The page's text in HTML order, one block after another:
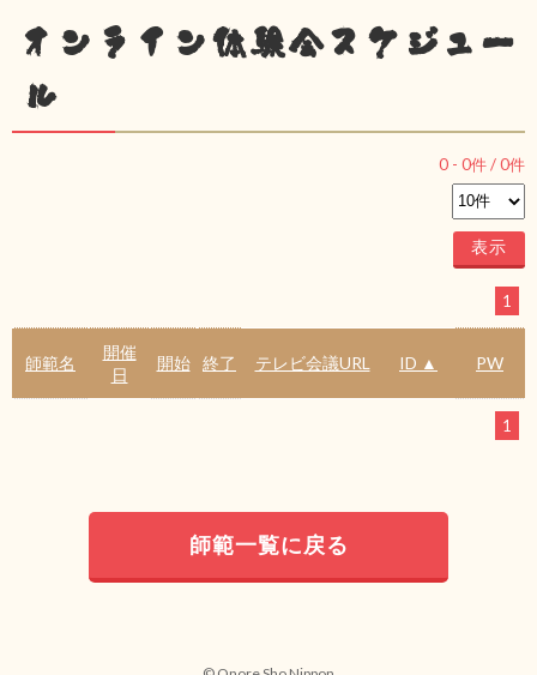
オンライン体験会スケジュー
ル
0 - 0件 /0件
1
師範名
開催
日
開始 終了 テレビ会議URL ID ▲ PW
1
師範一覧に戻る